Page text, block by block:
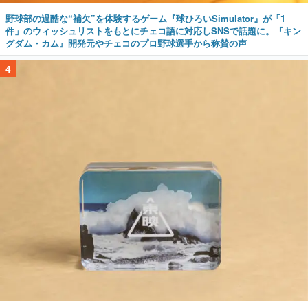
野球部の過酷な“補欠”を体験するゲーム『球ひろいSimulator』が「1
件」のウィッシュリストをもとにチェコ語に対応しSNSで話題に。『キン
グダム・カム』開発元やチェコのプロ野球選手から称賛の声
4